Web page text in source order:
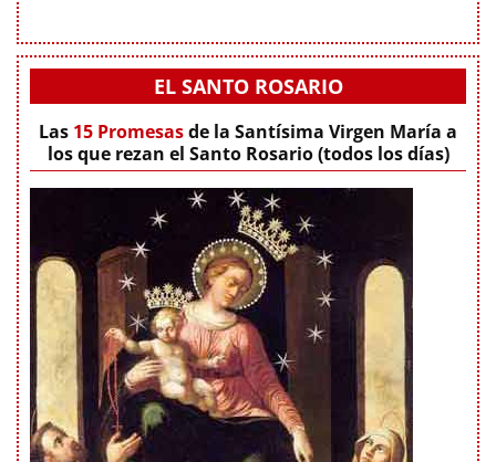
EL SANTO ROSARIO
Las 15 Promesasde la Santísima Virgen María a
los que rezan el Santo Rosario (todos los días)